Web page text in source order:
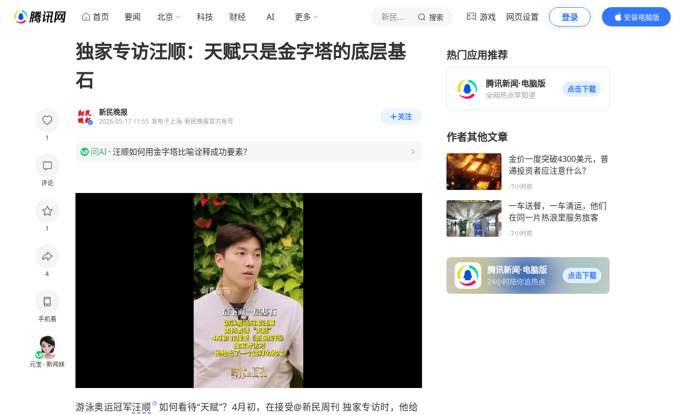
首页 要闻 北京 科技 财经 AI 更多 新民晚报 搜索 游戏 网页设置 登录
安装电脑版
内容更精彩
1
评论
1
4
手机看
元宝 · 新闻妹
独家专访汪顺：天赋只是金字塔的底层基
石
新民晚报
2026-05-17 11:55 发布于上海 新民晚报官方账号
关注
问AI · 汪顺如何用金字塔比喻诠释成功要素？
游泳奥运冠军汪顺
如何看待“天赋”？4月初，在接受@新民周刊 独家专访时，他给
热门应用推荐
腾讯新闻·电脑版
全网热点早知道
点击下载
作者其他文章
金价一度突破4300美元，普
通投资者应注意什么？
-7小时前
一车送餐，一车清运，他们
在同一片热浪里服务旅客
-7小时前
腾讯新闻·电脑版
24小时陪你追热点
点击下载